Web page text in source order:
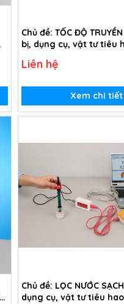
Chủ đề: TỐC ĐỘ
bị, dụng cụ, vật tư tiêu
Liên hệ
Xem chi tiết
Chủ đề: LỌC NƯỚC
dụng cụ, vật tư tiêu